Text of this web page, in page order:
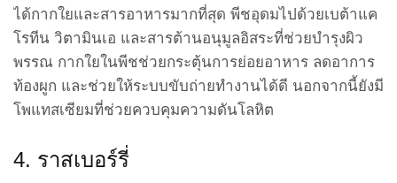
ได้กากใยและสารอาหารมากที่สุด พีชอุดมไปด้วยเบต้าแค
โรทีน วิตามินเอ และสารต้านอนุมูลอิสระที่ช่วยบำรุงผิว
พรรณ กากใยในพีชช่วยกระตุ้นการย่อยอาหาร ลดอาการ
ท้องผูก และช่วยให้ระบบขับถ่ายทำงานได้ดี นอกจากนี้ยังมี
โพแทสเซียมที่ช่วยควบคุมความดันโลหิต
4. ราสเบอร์รี่